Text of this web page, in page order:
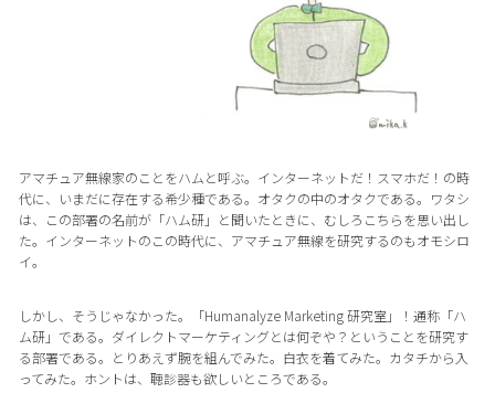
アマチュア無線家のことをハムと呼ぶ。インターネットだ！スマホだ！の時
代に、いまだに存在する希少種である。オタクの中のオタクである。ワタシ
は、この部署の名前が「ハム研」と聞いたときに、むしろこちらを思い出し
た。インターネットのこの時代に、アマチュア無線を研究するのもオモシロ
イ。
しかし、そうじゃなかった。「Humanalyze Marketing 研究室」！通称「ハ
ム研」である。ダイレクトマーケティングとは何ぞや？ということを研究す
る部署である。とりあえず腕を組んでみた。白衣を着てみた。カタチから入
ってみた。ホントは、聴診器も欲しいところである。